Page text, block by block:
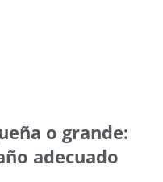
o grande:
adecuado